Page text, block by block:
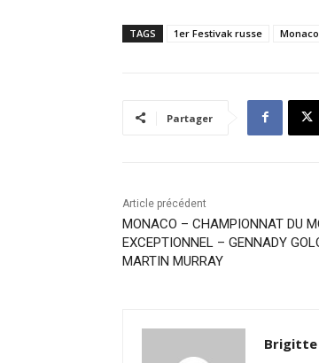
TAGS 1er Festivak russe Monaco
Partager
Article précédent
MONACO – CHAMPIONNAT DU
EXCEPTIONNEL – GENNADY
MARTIN MURRAY
Brigitte